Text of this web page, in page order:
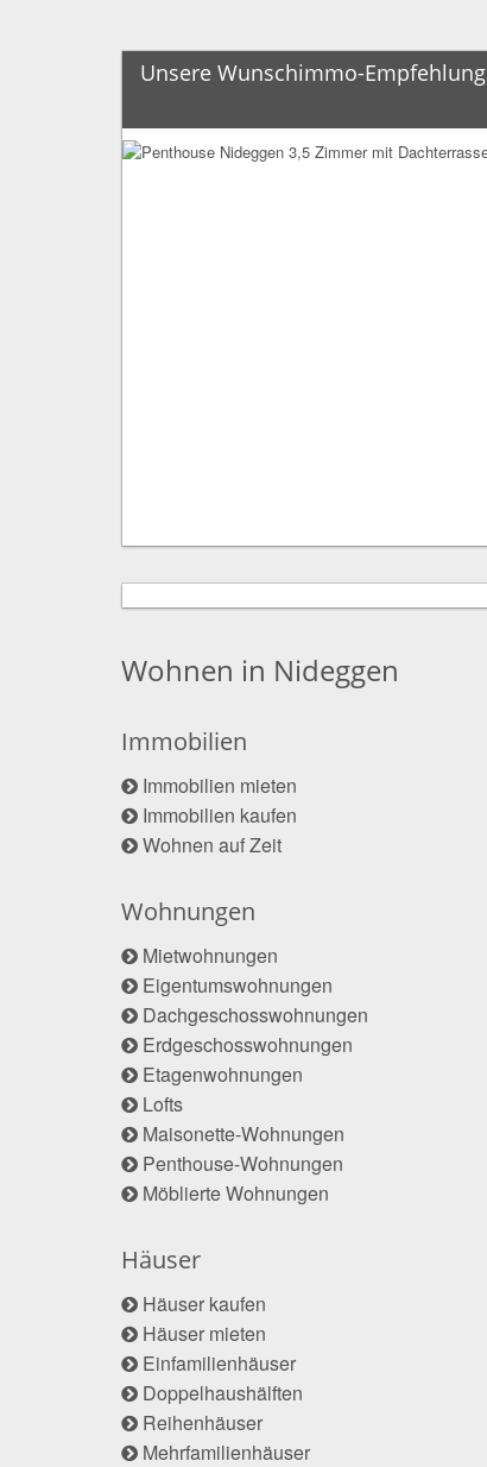
Unsere Wunschimmo-Empfehlung
Wohnen in Nideggen
Immobilien
Immobilien mieten
Immobilien kaufen
Wohnen auf Zeit
Wohnungen
Mietwohnungen
Eigentumswohnungen
Dachgeschosswohnungen
Erdgeschosswohnungen
Etagenwohnungen
Lofts
Maisonette-Wohnungen
Penthouse-Wohnungen
Möblierte Wohnungen
Häuser
Häuser kaufen
Häuser mieten
Einfamilienhäuser
Doppelhaushälften
Reihenhäuser
Mehrfamilienhäuser